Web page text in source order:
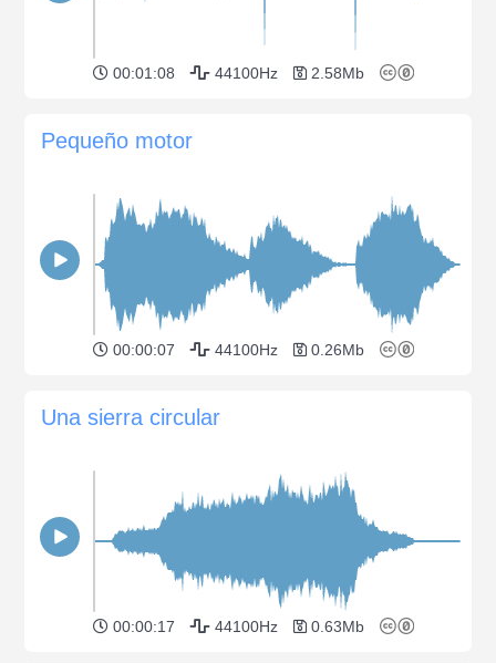
00:01:08 44100Hz 2.58Mb
Pequeño motor
00:00:07 44100Hz 0.26Mb
Una sierra circular
00:00:17 44100Hz 0.63Mb